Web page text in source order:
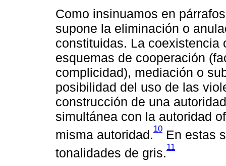
Como insinuamos en
supone la eliminación o
constituidas. La coexistencia
esquemas de cooperación
complicidad), mediación o
posibilidad del uso de las
construcción de una
simultánea con la autoridad
misma autoridad.10 En estas
tonalidades de gris.11